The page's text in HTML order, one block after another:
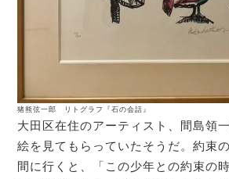
猪熊弦一郎 リトグラフ『石の会話』
大田区在住のアーティスト、間島領
絵を見てもらっていたそうだ。約束
間に行くと、「この少年との約束の